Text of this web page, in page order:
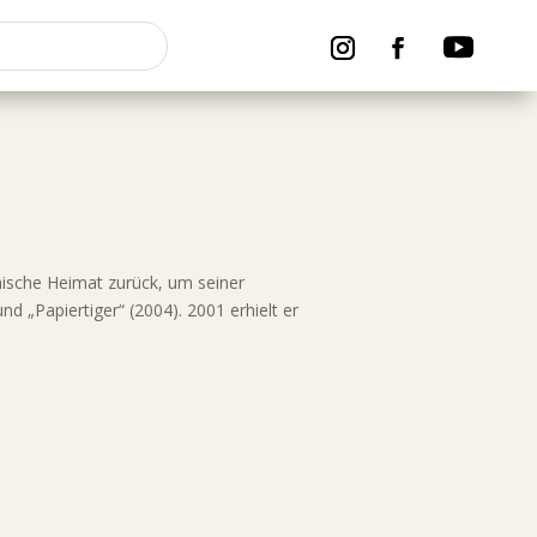
Heimat zurück, um seiner
„Papiertiger“ (2004). 2001 erhielt er